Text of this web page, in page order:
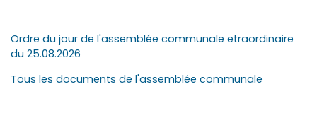
Ordre du jour de l'assemblée communale etraordinaire
du 25.08.2026
Tous les documents de l'assemblée communale